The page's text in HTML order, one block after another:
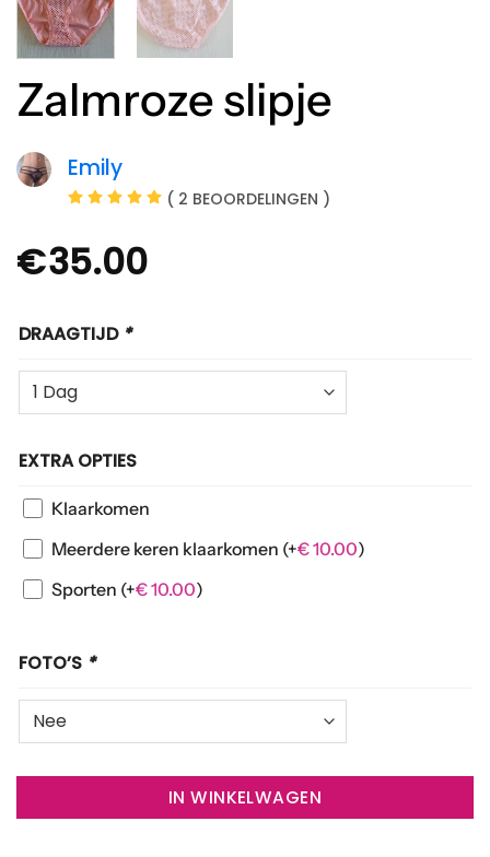
Zalmroze slipje
Emily
( 2 BEOORDELINGEN )
€35.00
DRAAGTIJD *
EXTRA OPTIES
Klaarkomen
Meerdere keren klaarkomen (+€10.00)
Sporten (+€10.00)
FOTO’S *
IN WINKELWAGEN